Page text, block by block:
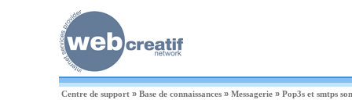
Centre de support » Base de connaissances » Messagerie » Pop3s et smtps